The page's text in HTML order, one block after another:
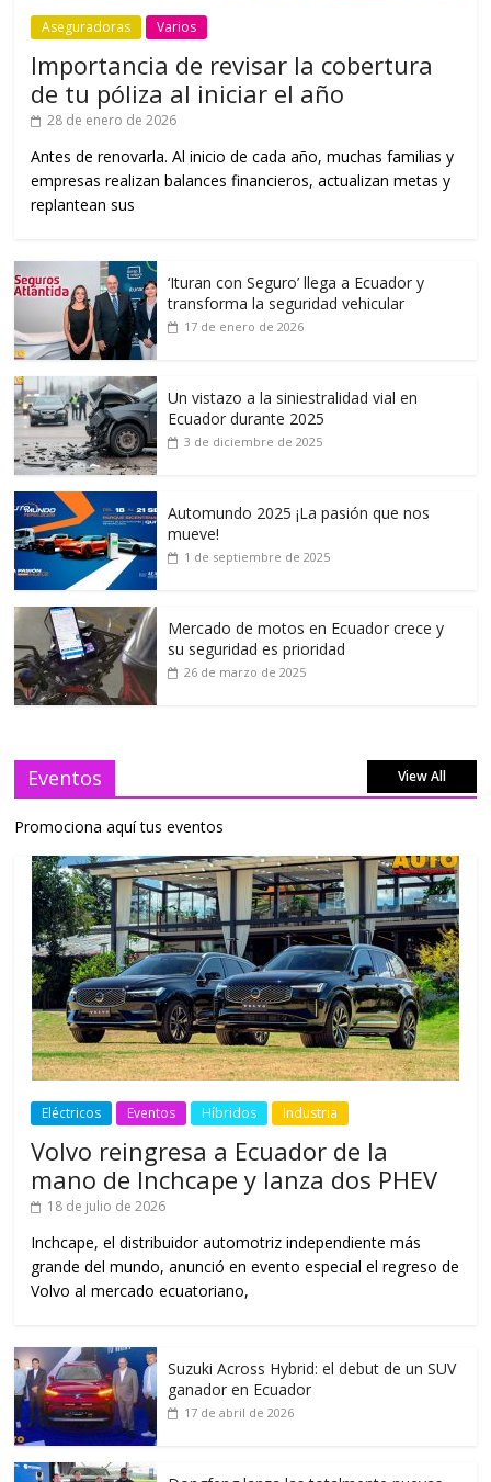
Aseguradoras Varios
Importancia de revisar la cobertura
de tu póliza al iniciar el año
28 de enero de 2026
Antes de renovarla. Al inicio de cada año, muchas familias y
empresas realizan balances financieros, actualizan metas y
replantean sus
‘Ituran con Seguro’ llega a Ecuador y
transforma la seguridad vehicular
17 de enero de 2026
Un vistazo a la siniestralidad vial en
Ecuador durante 2025
3 de diciembre de 2025
Automundo 2025 ¡La pasión que nos
mueve!
1 de septiembre de 2025
Mercado de motos en Ecuador crece y
su seguridad es prioridad
26 de marzo de 2025
Eventos View All
Promociona aquí tus eventos
Eléctricos Eventos Híbridos Industria
Volvo reingresa a Ecuador de la
mano de Inchcape y lanza dos PHEV
18 de julio de 2026
Inchcape, el distribuidor automotriz independiente más
grande del mundo, anunció en evento especial el regreso de
Volvo al mercado ecuatoriano,
Suzuki Across Hybrid: el debut de un SUV
ganador en Ecuador
17 de abril de 2026